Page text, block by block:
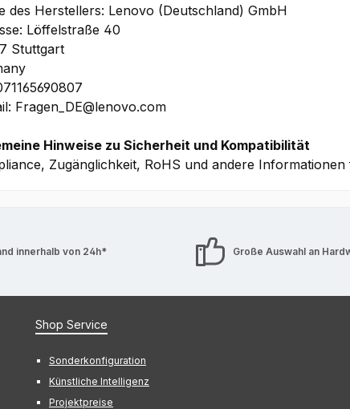
des Herstellers: Lenovo (Deutschland) GmbH
Löffelstraße 40
Stuttgart
Fragen_DE@lenovo.com
Hinweise zu Sicherheit und Kompatibilität
Zugänglichkeit, RoHS und andere Informationen
innerhalb von 24h* Große Auswahl an
Shop Service
Sonderkonfiguration
Künstliche Intelligenz
Projektpreise